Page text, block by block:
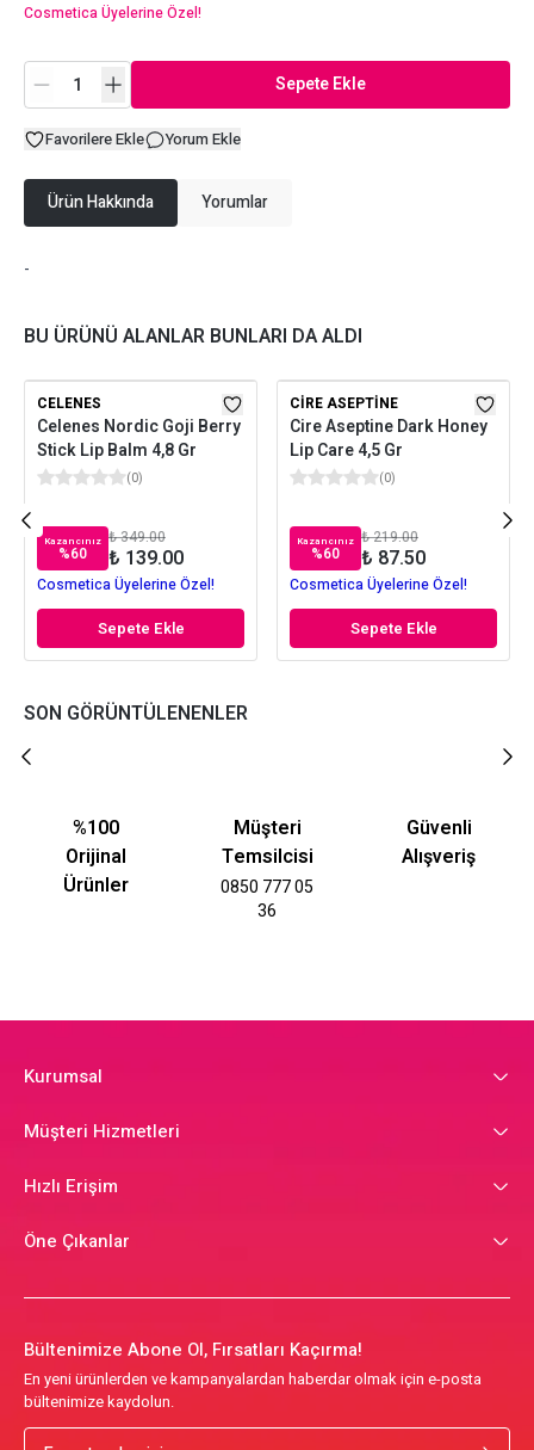
Cosmetica Üyelerine Özel!
Sepete Ekle
Favorilere Ekle Yorum Ekle
Ürün Hakkında Yorumlar
-
BU ÜRÜNÜ ALANLAR BUNLARI DA ALDI
CELENES
Celenes Nordic Goji Berry
Stick Lip Balm 4,8 Gr
(0)
Kazancınız
%60
₺ 349.00
₺ 139.00
Cosmetica Üyelerine Özel!
Sepete Ekle
CIRE ASEPTINE
Cire Aseptine Dark Honey
Lip Care 4,5 Gr
(0)
Kazancınız
%60
₺ 219.00
₺ 87.50
Cosmetica Üyelerine Özel!
Sepete Ekle
SON GÖRÜNTÜLENENLER
%100
Orijinal
Ürünler
Müşteri
Temsilcisi
0850 777 05
36
Güvenli
Alışveriş
Kurumsal
Müşteri Hizmetleri
Hızlı Erişim
Öne Çıkanlar
Bültenimize Abone Ol, Fırsatları Kaçırma!
En yeni ürünlerden ve kampanyalardan haberdar olmak için e-posta
bültenimize kaydolun.